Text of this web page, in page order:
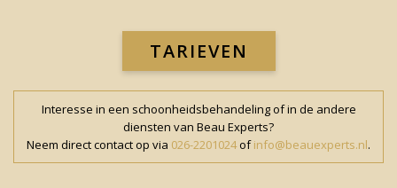
TARIEVEN
Interesse in een schoonheidsbehandeling of in de andere
diensten van Beau Experts?
Neem direct contact op via 026-2201024ofinfo@beauexperts.nl.